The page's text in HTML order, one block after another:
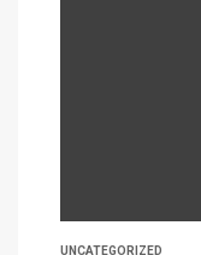
UNCATEGORIZED